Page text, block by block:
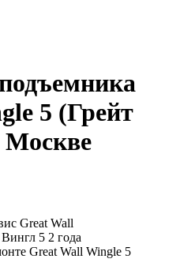
5 (Грейт
Москве
Great Wall
5 2 года
Great Wall Wingle 5